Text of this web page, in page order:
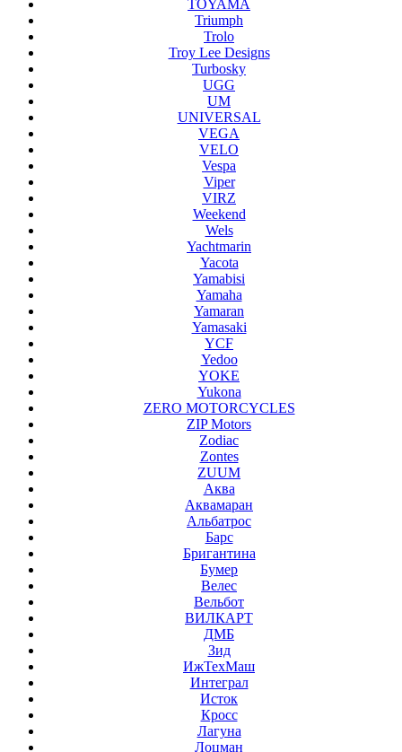
TOYAMA
Triumph
Trolo
Troy Lee Designs
Turbosky
UGG
UM
UNIVERSAL
VEGA
VELO
Vespa
Viper
VIRZ
Weekend
Wels
Yachtmarin
Yacota
Yamabisi
Yamaha
Yamaran
Yamasaki
YCF
Yedoo
YOKE
Yukona
ZERO MOTORCYCLES
ZIP Motors
Zodiac
Zontes
ZUUM
Аква
Аквамаран
Альбатрос
Барс
Бригантина
Бумер
Велес
Вельбот
ВИЛКАРТ
ДМБ
Зид
ИжТехМаш
Интеграл
Исток
Кросс
Лагуна
Лоцман